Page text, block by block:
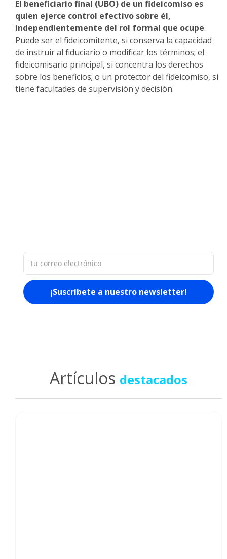
El beneficiario final (UBO) de un fideicomiso es
quien ejerce control efectivo sobre él,
independientemente del rol formal que ocupe.
Puede ser el fideicomitente, si conserva la capacidad
de instruir al fiduciario o modificar los términos; el
fideicomisario principal, si concentra los derechos
sobre los beneficios; o un protector del fideicomiso, si
tiene facultades de supervisión y decisión.
Artículos destacados